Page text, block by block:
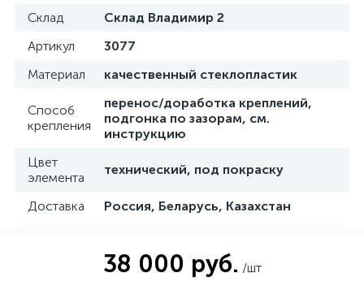
Склад
Склад Владимир 2
Артикул
3077
Материал
качественный стеклопластик
Способ
крепления
перенос/доработка креплений,
подгонка по зазорам, см.
инструкцию
Цвет
элемента
технический, под покраску
Доставка Россия, Беларусь, Казахстан
38 000 руб. /шт